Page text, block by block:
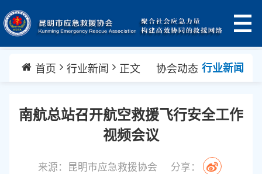
首页 行业新闻 正文 协会动态 行业新闻
南航总站召开航空救援飞行安全工作
视频会议
来源：昆明市应急救援协会 分享：